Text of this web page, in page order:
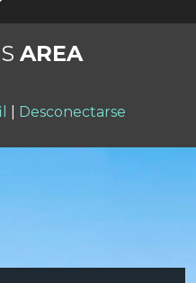
AREA
Desconectarse